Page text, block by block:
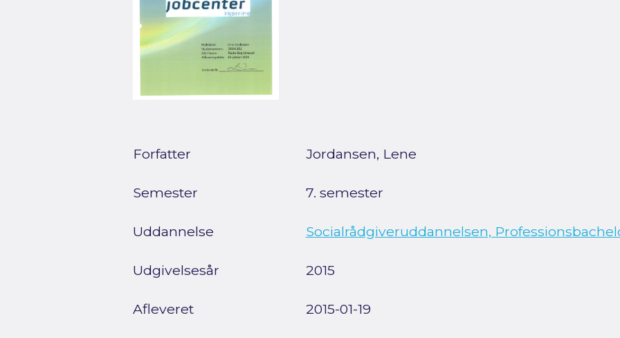
Forfatter Jordansen, Lene
Semester 7. semester
Uddannelse Socialrådgiveruddannelsen,
Udgivelsesår 2015
Afleveret 2015-01-19